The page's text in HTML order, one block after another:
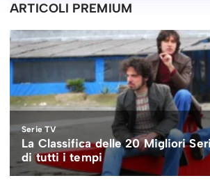
ARTICOLI PREMIUM